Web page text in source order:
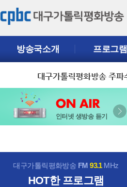
방송국소개 프로그램
인터넷 생방송 듣기
대구가톨릭평화방송 FM93.1MHz
HOT한 프로그램